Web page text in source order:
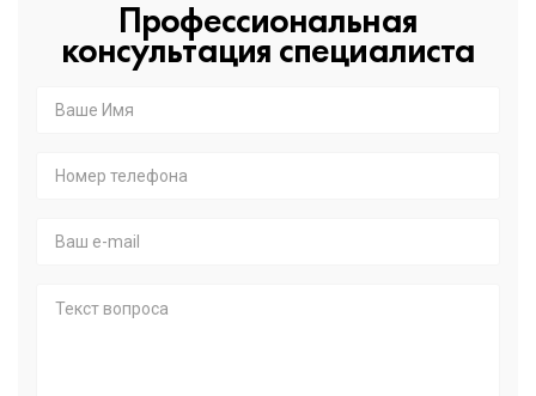
Профессиональная
консультация специалиста
Имя
телефона
mail